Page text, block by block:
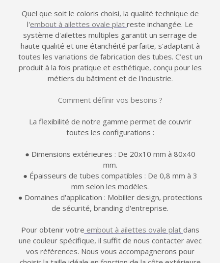
Quel que soit le coloris choisi, la qualité technique de
l'embout à ailettes ovale plat reste inchangée. Le
système d'ailettes multiples garantit un serrage de
haute qualité et une étanchéité parfaite, s'adaptant à
toutes les variations de fabrication des tubes. C’est un
produit à la fois pratique et esthétique, conçu pour les
métiers du bâtiment et de l'industrie.
Comment définir vos besoins ?
La flexibilité de notre gamme permet de couvrir
toutes les configurations :
● Dimensions extérieures : De 20x10 mm à 80x40
mm.
● Épaisseurs de tubes compatibles : De 0,8 mm à 3
mm selon les modèles.
● Domaines d'application : Mobilier design, protections
de sécurité, branding d'entreprise.
Pour obtenir votre embout à ailettes ovale plat dans
une couleur spécifique, il suffit de nous contacter avec
vos références. Nous vous accompagnerons pour